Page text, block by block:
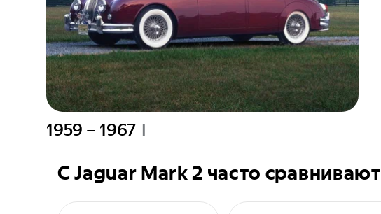
1959 – 1967 I
CJaguar Mark 2 часто сравнивают